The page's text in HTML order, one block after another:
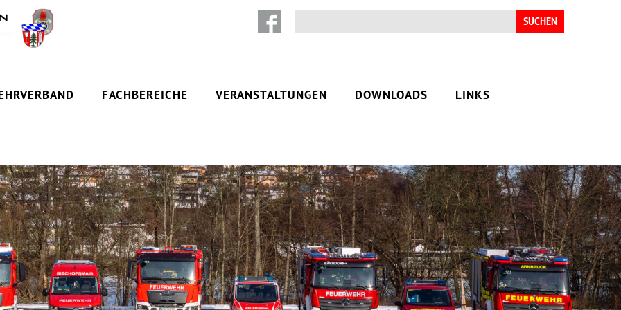
Suchen
nach:
FACHBEREICHE VERANSTALTUNGEN DOWNLOADS LINKS